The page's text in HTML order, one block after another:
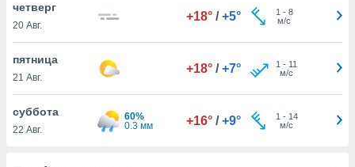
мы и
или
и
четверг
20 Авг.
+18° / +5° 1 - 8
м/с
пятница
21 Авг.
+18° / +7° 1 - 11
м/с
суббота
22 Авг.
60%
0.3 мм
+16° / +9° 1 - 14
м/с